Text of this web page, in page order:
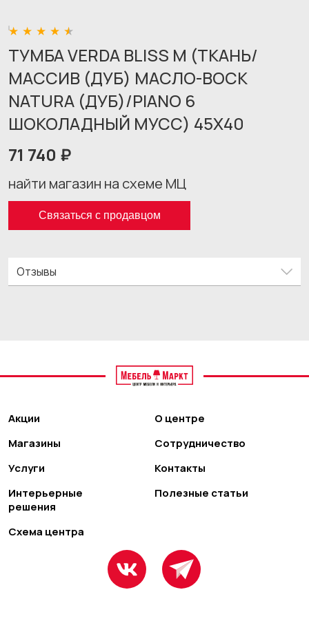
ТУМБА VERDA BLISS M (ТКАНЬ/
МАССИВ (ДУБ) МАСЛО-ВОСК
NATURA (ДУБ)/PIANO 6
ШОКОЛАДНЫЙ МУСС) 45X40
71 740 ₽
найти магазин на схеме МЦ
Связаться с продавцом
Отзывы
Акции
Магазины
Услуги
Интерьерные
решения
Схема центра
О центре
Сотрудничество
Контакты
Полезные статьи